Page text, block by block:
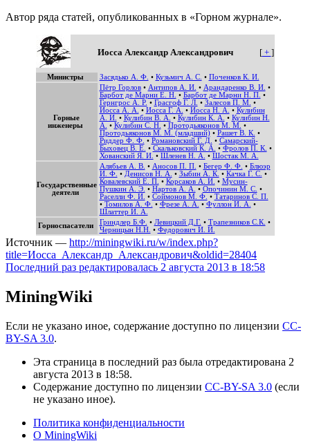
Автор ряда статей, опубликованных в «Горном журнале».
[+ ]
Иосса Александр Александрович
Министры Засядько А. Ф. • Кузьмич А. С. • Поченков К. И.
Горные
инженеры
Пётр Горлов• Антипов А. И. • Арандаренко В. И. •
Барбот де Марни Е. Н. • Барбот де Марни Н. П. •
Гернгрос А. Р. • Грасгоф Г. Л. • Залесов П. М. •
Иосса А. А.
• Иосса Г. А. • Иосса Н. А. • Кулибин
А. И. • Кулибин В. А. • Кулибин К. А. • Кулибин Н.
А.
• Кулибин С. Н. • Протодьяконов М. М. •
Протодьяконов М. М. (младший)• Рашет В. К. •
Риддер Ф. Ф. • Романовский Г. Д. • Самарский-
Быховец В. Е. • Скальковский К. А. • Фролов П. К. •
Хованский Я. И. • Шленев Н. А. • Шостак М. А.
Государственные
деятели
Алябьев А. В. • Аносов П. П. • Бегер Ф. Ф. • Блюэр
И. Ф. • Денисов Н. А. • Зыбин А. К. • Качка Г. С. •
Ковалевский Е. П. • Корсаков А. И. • Мусин-
Пушкин А. Э. • Нартов А. А. • Опочинин М. С. •
Раселли Ф. И. • Соймонов М. Ф. • Татаринов С. П.
• Томилов А. Ф. • Фрезе А. А. • Фуллон И. А.
•
Шлаттер И. А.
Горноспасатели
Гриндлер Б.Ф. • Левицкий Д.Г. • Трапезников С.К. •
Черницын Н.Н. • Федорович И. И.
Источник — http://miningwiki.ru/w/index.php?
title=Иосса_Александр_Александрович&oldid=28404
Последний раз редактировалась 2 августа 2013 в 18:58
MiningWiki
Если не указано иное, содержание доступно по лицензии CC-
BY-SA 3.0.
Эта страница в последний раз была отредактирована 2
августа 2013 в 18:58.
Содержание доступно по лицензии CC-BY-SA 3.0 (если
не указано иное).
Политика конфиденциальности
О MiningWiki